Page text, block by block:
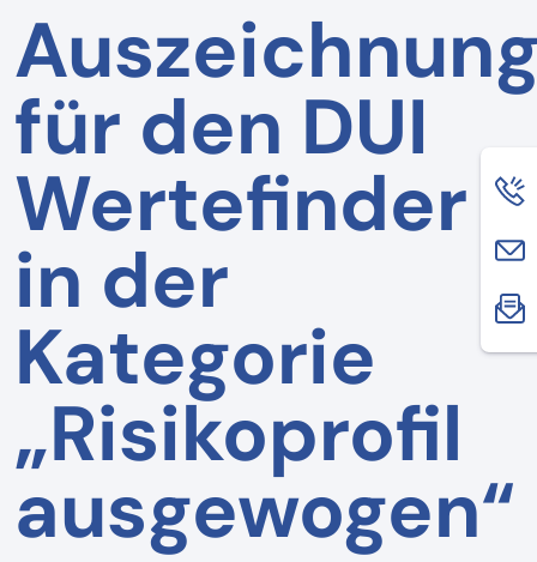
für den DUI
Wertefinder
in der
Kategorie
„Risikoprofil
ausgewogen“